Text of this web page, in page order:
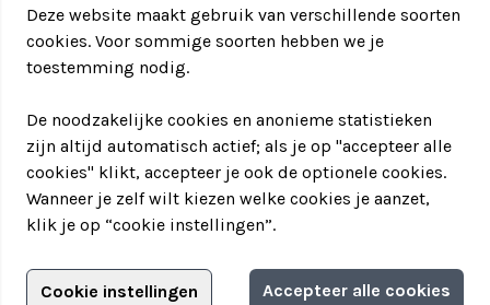
Adverteren?
Deze website maakt gebruik van verschillende soorten
cookies. Voor sommige soorten hebben we je
toestemming nodig.
De noodzakelijke cookies en anonieme statistieken
zijn altijd automatisch actief; als je op "accepteer alle
cookies" klikt, accepteer je ook de optionele cookies.
Wanneer je zelf wilt kiezen welke cookies je aanzet,
klik je op “cookie instellingen”.
Cookie instellingen Accepteer alle cookies